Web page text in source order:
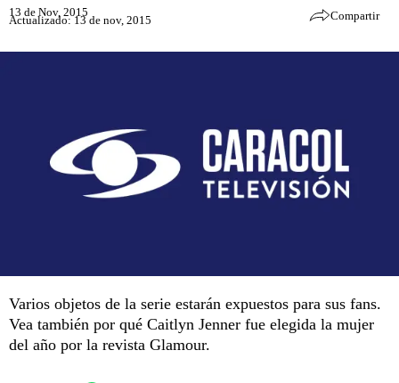
13 de Nov, 2015
Actualizado: 13 de nov, 2015 Compartir
Varios objetos de la serie estarán expuestos para sus fans.
Vea también por qué Caitlyn Jenner fue elegida la mujer
del año por la revista Glamour.